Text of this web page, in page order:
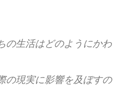
の生活はどのようにかわ
の現実に影響を及ぼすの